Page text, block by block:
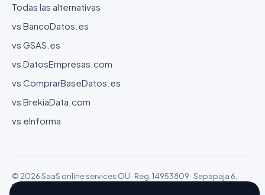
Todas las alternativas
vs BancoDatos.es
vs GSAS.es
vs DatosEmpresas.com
vs ComprarBaseDatos.es
vs BrekiaData.com
vs eInforma
© 2026 SaaS online services OÜ · Reg. 14953809 · Sepapaja 6,
15551 Tallinn (Estonia)